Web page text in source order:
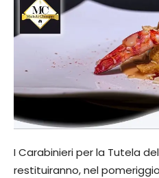
I Carabinieri per la Tutela
restituiranno, nel